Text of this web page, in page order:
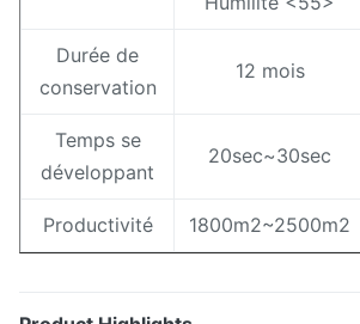
Durée de
conservation
12 mois
Temps se
développant
20sec~30sec
Productivité 1800m2~2500m2